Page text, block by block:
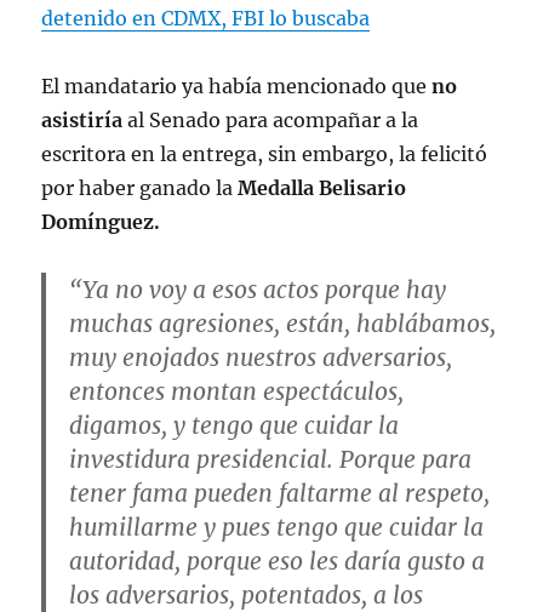
detenido en CDMX, FBI lo buscaba
El mandatario ya había mencionado queno
asistiría al Senado para acompañar a la
escritora en la entrega, sin embargo, la felicitó
por haber ganado laMedalla Belisario
Domínguez.
“Ya no voy a esos actos porque hay
muchas agresiones, están, hablábamos,
muy enojados nuestros adversarios,
entonces montan espectáculos,
digamos, y tengo que cuidar la
investidura presidencial. Porque para
tener fama pueden faltarme al respeto,
humillarme y pues tengo que cuidar la
autoridad, porque eso les daría gusto a
los adversarios, potentados, a los